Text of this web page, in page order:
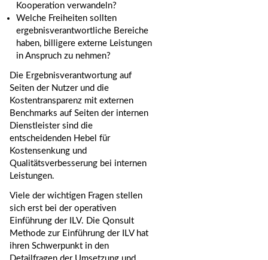
Kooperation verwandeln?
Welche Freiheiten sollten
ergebnisverantwortliche Bereiche
haben, billigere externe Leistungen
in Anspruch zu nehmen?
Die Ergebnisverantwortung auf
Seiten der Nutzer und die
Kostentransparenz mit externen
Benchmarks auf Seiten der internen
Dienstleister sind die
entscheidenden Hebel für
Kostensenkung und
Qualitätsverbesserung bei internen
Leistungen.
Viele der wichtigen Fragen stellen
sich erst bei der operativen
Einführung der
ILV. Die Qonsult
Methode zur Einführung der
ILVhat
ihren Schwerpunkt in den
Detailfragen der Umsetzung und